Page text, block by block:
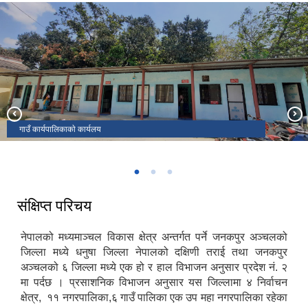
गाउँ कार्यपालिकाकाे कार्यलय
माननीय जिल्ला न्यायाधीश गाउँपालिकाको न्यायिक समितिको काम कारवाहीको निरक्षणा
संक्षिप्त परिचय
नेपालको मध्यमाञ्चल विकास क्षेत्र अन्तर्गत पर्ने जनकपुर अञ्चलको
जिल्ला मध्ये धनुषा जिल्ला नेपालको दक्षिणी तराई तथा जनकपुर
अञ्चलको ६ जिल्ला मध्ये एक हो र हाल विभाजन अनुसार प्रदेश नं. २
मा पर्दछ । प्रसाशनिक विभाजन अनुसार यस जिल्लामा ४ निर्वाचन
क्षेत्र, ११ नगरपालिका,६ गाउँ पालिका एक उप महा नगरपालिका रहेका